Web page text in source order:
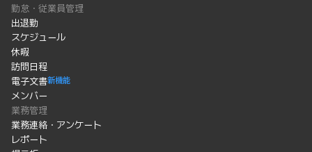
勤怠・従業員管理
出退勤
スケジュール
休暇
訪問日程
電子文書新機能
メンバー
業務管理
業務連絡・アンケート
レポート